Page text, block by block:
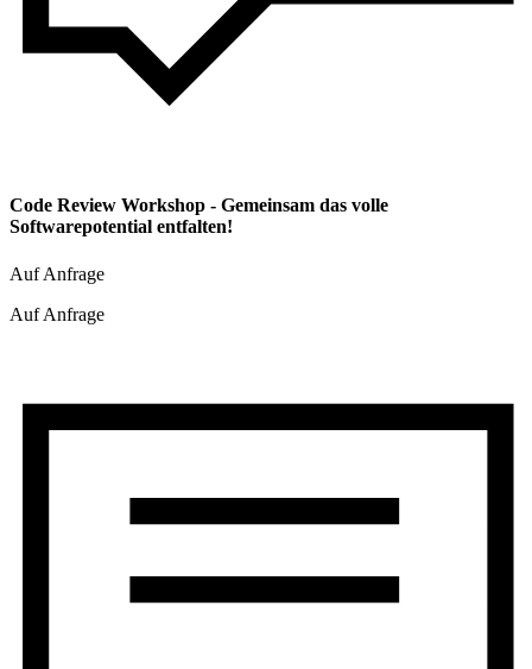
Code Review Workshop - Gemeinsam das volle
Softwarepotential entfalten!
Auf Anfrage
Auf Anfrage